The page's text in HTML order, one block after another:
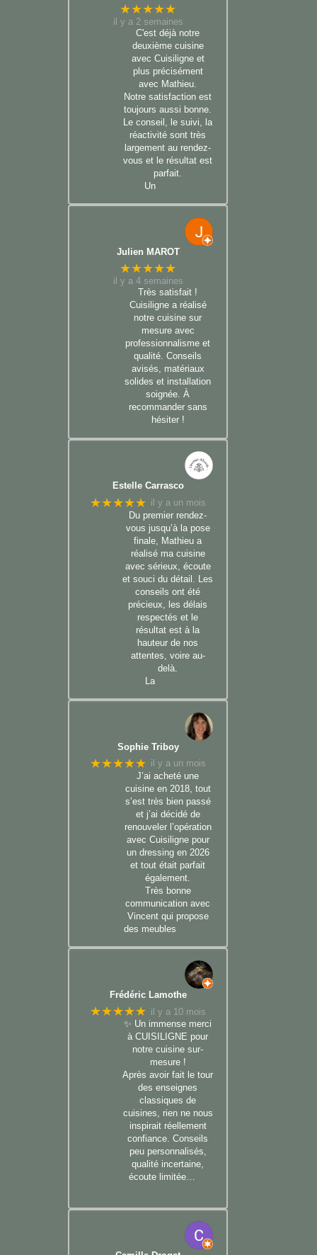
★★★★★
il y a 2 semaines
C'est déjà notre
deuxième cuisine
avec Cuisiligne et
plus précisément
avec Mathieu.
Notre satisfaction est
toujours aussi bonne.
Le conseil, le suivi, la
réactivité sont très
largement au rendez-
vous et le résultat est
parfait.
Un
Julien MAROT
★★★★★
il y a 4 semaines
Très satisfait !
Cuisiligne a réalisé
notre cuisine sur
mesure avec
professionnalisme et
qualité. Conseils
avisés, matériaux
solides et installation
soignée. À
recommander sans
hésiter !
Estelle Carrasco
★★★★★ il y a un mois
Du premier rendez-
vous jusqu’à la pose
finale, Mathieu a
réalisé ma cuisine
avec sérieux, écoute
et souci du détail. Les
conseils ont été
précieux, les délais
respectés et le
résultat est à la
hauteur de nos
attentes, voire au-
delà.
La
Sophie Triboy
★★★★★ il y a un mois
J’ai acheté une
cuisine en 2018, tout
s’est très bien passé
et j’ai décidé de
renouveler l’opération
avec Cuisiligne pour
un dressing en 2026
et tout était parfait
également.
Très bonne
communication avec
Vincent qui propose
des meubles
Frédéric Lamothe
★★★★★ il y a 10 mois
✨ Un immense merci
à CUISILIGNE pour
notre cuisine sur-
mesure !
Après avoir fait le tour
des enseignes
classiques de
cuisines, rien ne nous
inspirait réellement
confiance. Conseils
peu personnalisés,
qualité incertaine,
écoute limitée…